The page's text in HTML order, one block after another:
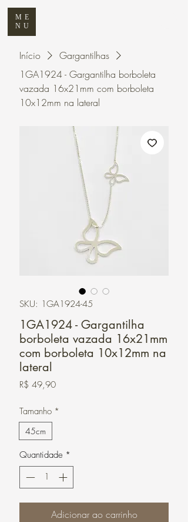
ME
NU
Início
Gargantilhas
1GA1924 - Gargantilha borboleta
vazada 16x21mm com borboleta
10x12mm na lateral
SKU: 1GA1924-45
1GA1924 - Gargantilha
borboleta vazada 16x21mm
com borboleta 10x12mm na
lateral
R$ 49,90Preço
Tamanho *
45cm
Quantidade *
Adicionar ao carrinho